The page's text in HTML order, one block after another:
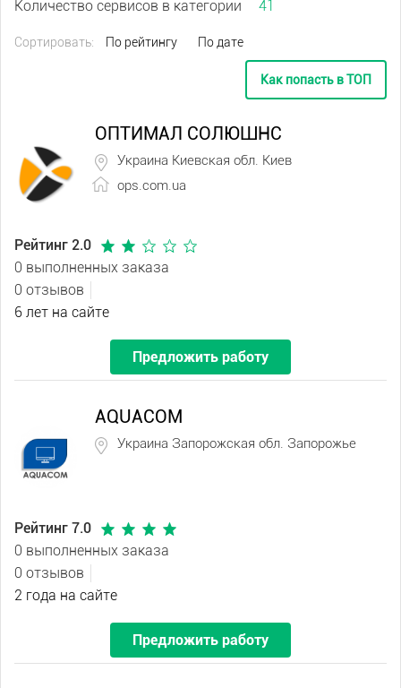
Количество сервисов в категории 41
Сортировать: По рейтингу По дате
Как попасть в ТОП
ОПТИМАЛ СОЛЮШНС
Украина Киевская обл. Киев
ops.com.ua
Рейтинг 2.0
0 выполненных заказа
0 отзывов
6 лет на сайте
Предложить работу
AQUACOM
Украина Запорожская обл. Запорожье
Рейтинг 7.0
0 выполненных заказа
0 отзывов
2 года на сайте
Предложить работу